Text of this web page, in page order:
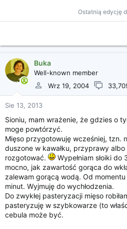
Ostatnią edycję
Buka
Well-known member
Wrz 19, 2004
Sie 13, 2013
Sioniu, mam wrażenie, że gdzies o
moge powtórzyć.
Mięso przygotowuję wcześniej, tzn.
duszone w kawałku, przyprawy
rozgotować.
Wypełniam słoiki
mocno, jak zawartość gorąca do
zalewam gorącą wodą. Od
minut. Wyjmuję do wychłodzenia.
Do zwykłej pasteryzacji mięso
pasteryzuję w szybkowarze (to
cebula może być.